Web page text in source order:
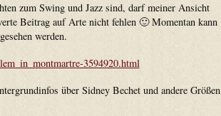
zum Swing und Jazz sind, darf meiner Ansicht
Beitrag auf Arte nicht fehlen 🙂 Momentan kann
werden.
3594920.html
über Sidney Bechet und andere Größen